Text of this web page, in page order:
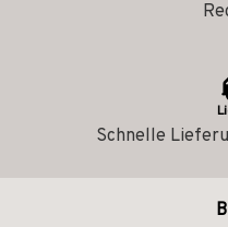
Schnelle